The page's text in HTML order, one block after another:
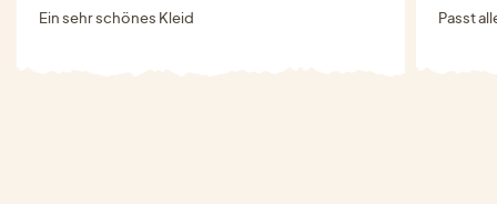
Ein sehr schönes Kleid Passt